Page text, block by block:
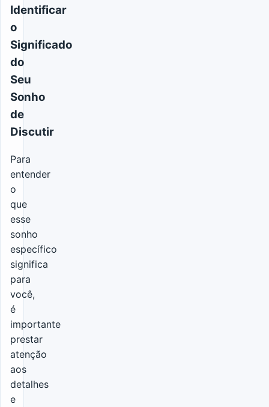
Identificar
o
Significado
do
Seu
Sonho
de
Discutir
Para
entender
o
que
esse
sonho
específico
significa
para
você,
é
importante
prestar
atenção
aos
detalhes
e